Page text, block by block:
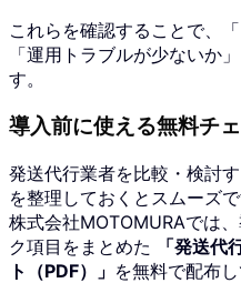
これらを確認することで、
「運用トラブルが少ないか
す。
導入前に使える無料チ
発送代行業者を比較・検討
を整理しておくとスムーズで
株式会社MOTOMURAでは
ク項目をまとめた
「発送代
ト（PDF）」 を無料で配布し